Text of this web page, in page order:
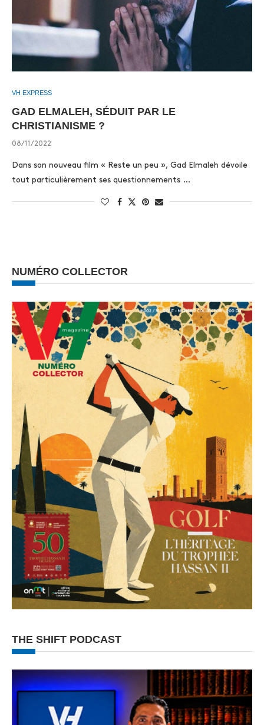
VH EXPRESS
GAD ELMALEH, SÉDUIT PAR LE
CHRISTIANISME ?
08/11/2022
Dans son nouveau film « Reste un peu », Gad Elmaleh dévoile
tout particulièrement ses questionnements …
NUMÉRO COLLECTOR
THE SHIFT PODCAST